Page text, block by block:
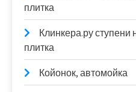
плитка
Клинкера.ру
плитка
Койонок, автомойка